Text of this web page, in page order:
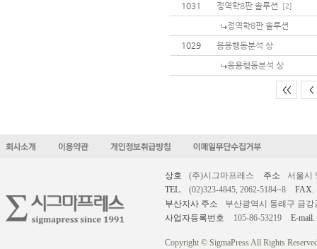
1031
정역학8판 솔루션 [2]
정역학8판 솔루션
1029
응용행동분석 상
응용행동분석 상
<< <
상호 (주)시그마프레스 주소
서울시
TEL.
(02)323-4845, 2062-5184~8
FAX.
부산지사 주소
부산광역시 동래구 금강
사업자등록번호
105-86-53219 E-mail.
Copyright © SigmaPress All Rights